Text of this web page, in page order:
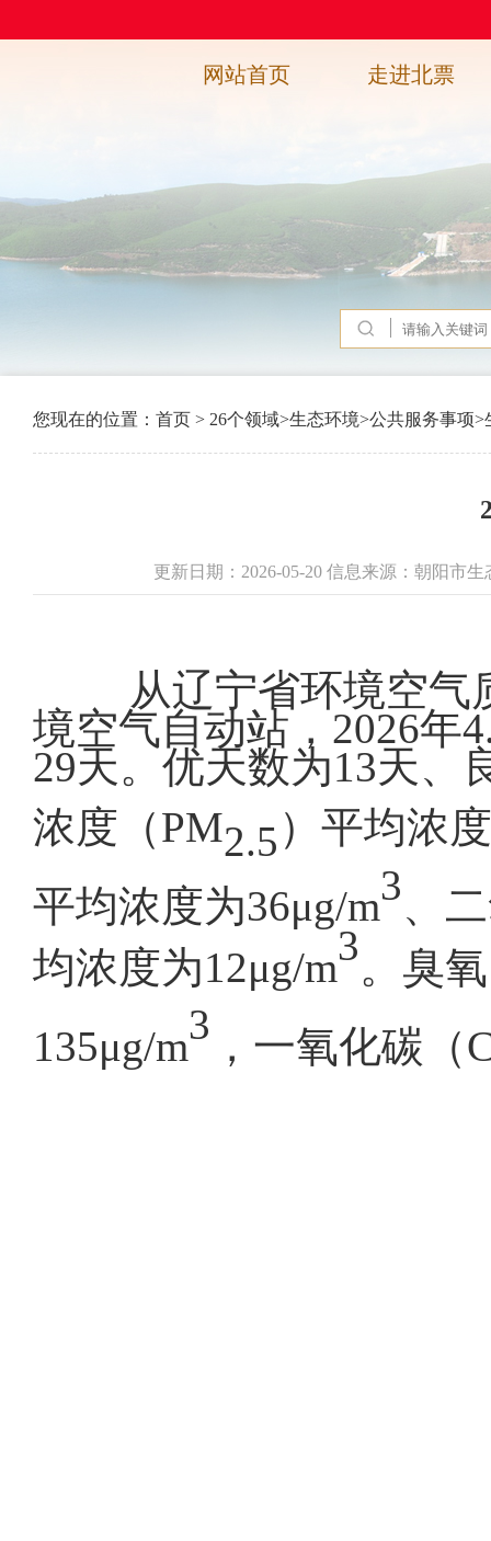
网站首页 走进北票
您现在的位置： 首页 > 26个领域>生态环境>公共服务事项>
更新日期：2026-05-20 信息来源：朝阳市
从辽宁省环境空
境空气自动站，2026年
29天。优天数为13天、
浓度（PM2.5）平均浓
平均浓度为36μg/m3、
均浓度为12μg/m3。臭
135μg/m3 ，一氧化碳（